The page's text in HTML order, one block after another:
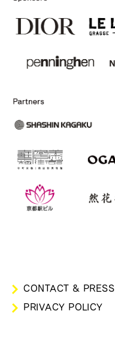
CONTACT & PRESS
PRIVACY POLICY